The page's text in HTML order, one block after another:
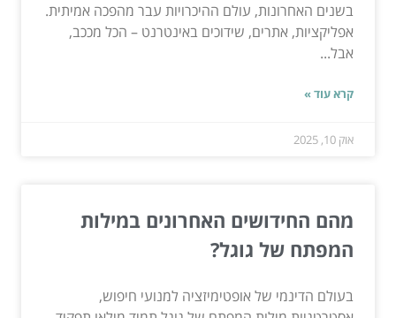
בשנים האחרונות, עולם ההיכרויות עבר מהפכה אמיתית.
אפליקציות, אתרים, שידוכים באינטרנט – הכל מככב,
אבל...
קרא עוד »
אוק 10, 2025
מהם החידושים האחרונים במילות
המפתח של גוגל?
בעולם הדינמי של אופטימיזציה למנועי חיפוש,